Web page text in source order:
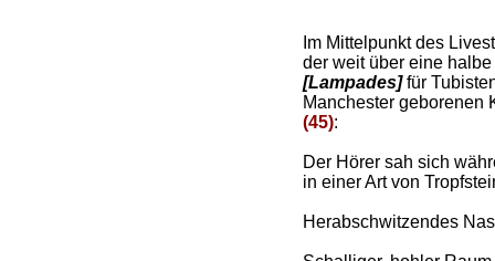
Im Mittelpunkt des
der weit über eine
[Lampades]für
Manchester geborenen
(45):
Der Hörer sah sich
in einer Art von
Herabschwitzendes